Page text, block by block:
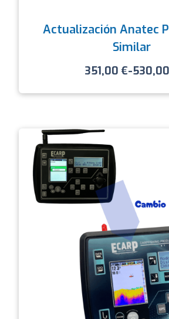
Actualización Anatec
Similar
351,00€-